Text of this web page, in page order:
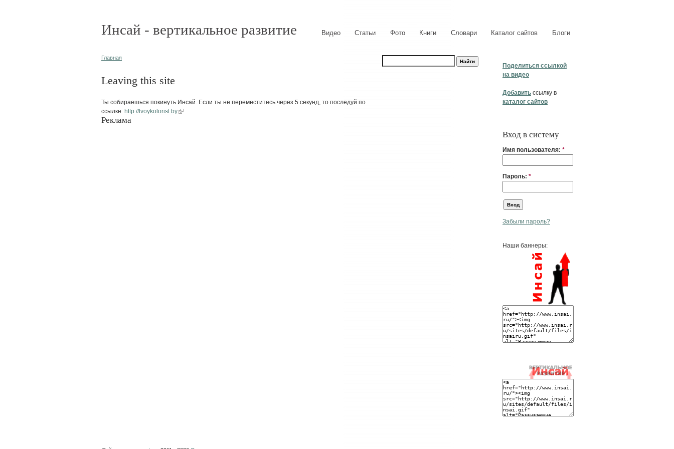
Инсай - вертикальное развитие Видео Статьи Фото Книги Словари Каталог сайтов Блоги
Поделиться ссылкой
на видео
Добавить ссылку в
каталог сайтов
Вход в систему
Имя пользователя: *
Пароль: *
Забыли пароль?
Наши баннеры:
Главная
Leaving this site
Ты собираешься покинуть Инсай. Если ты не переместитесь через 5 секунд, то последуй по
ссылке: http://tvoykolorist.by
Реклама